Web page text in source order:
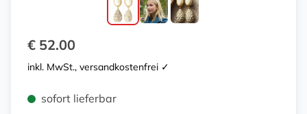
€ 52.00
inkl. MwSt., versandkostenfrei ✓
sofort lieferbar